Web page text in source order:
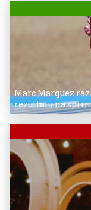
Marc Marquez
rezultatu na